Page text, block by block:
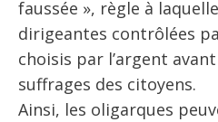
faussée », règle à
dirigeantes contrôlées
choisis par l’argent
suffrages des citoyens.
Ainsi, les oligarques